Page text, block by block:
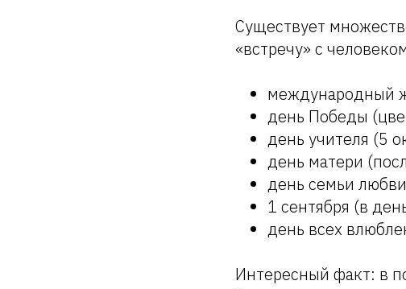
Существует
«встречу» с
международный
день Победы
день учителя (5
день матери
день семьи
1 сентября (в
день всех
Интересный факт: в